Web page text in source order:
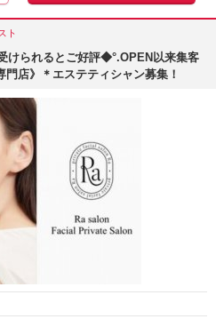
ト
けられるとご好評◆°.OPEN以来集客
店》＊エステティシャン募集！